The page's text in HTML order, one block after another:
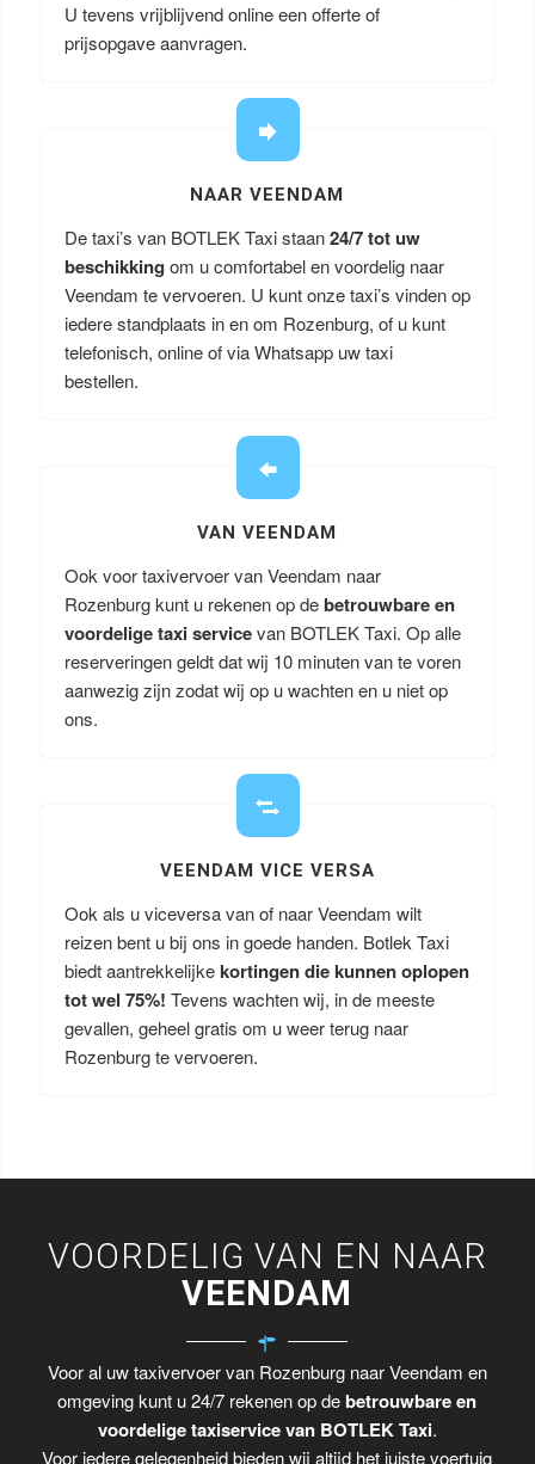
U tevens vrijblijvend online een offerte of
prijsopgave aanvragen.
NAAR VEENDAM
De taxi’s van BOTLEK Taxi staan24/7 tot uw
beschikking om u comfortabel en voordelig naar
Veendam te vervoeren. U kunt onze taxi’s vinden op
iedere standplaats in en om Rozenburg, of u kunt
telefonisch, online of via Whatsapp uw taxi
bestellen.
VAN VEENDAM
Ook voor taxivervoer van Veendam naar
Rozenburg kunt u rekenen op debetrouwbare en
voordelige taxi servicevan BOTLEK Taxi. Op alle
reserveringen geldt dat wij 10 minuten van te voren
aanwezig zijn zodat wij op u wachten en u niet op
ons.
VEENDAM VICE VERSA
Ook als u viceversa van of naar Veendam wilt
reizen bent u bij ons in goede handen. Botlek Taxi
biedt aantrekkelijkekortingen die kunnen oplopen
tot wel 75%! Tevens wachten wij, in de meeste
gevallen, geheel gratis om u weer terug naar
Rozenburg te vervoeren.
VOORDELIG VAN EN NAAR
VEENDAM
Voor al uw taxivervoer van Rozenburg naar Veendam en
omgeving kunt u 24/7 rekenen op debetrouwbare en
voordelige taxiservice van BOTLEK Taxi.
Voor iedere gelegenheid bieden wij altijd het juiste voertuig